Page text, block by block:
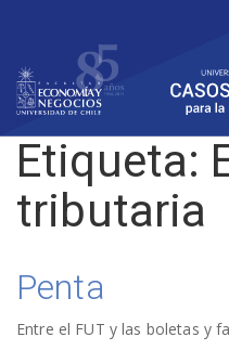
Etiqueta:
tributaria
Penta
Entre el FUT y las boletas y